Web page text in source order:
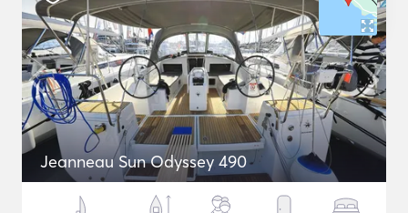
Jeanneau Sun Odyssey 490